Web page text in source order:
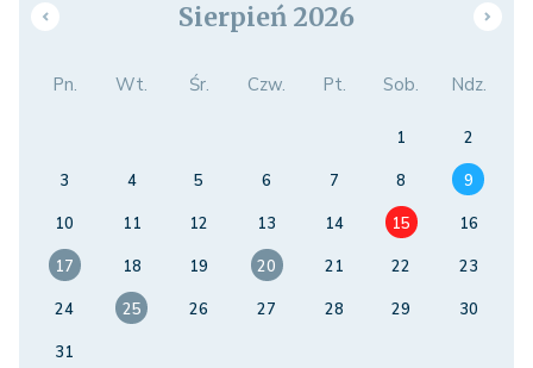
Sierpień 2026
Pn. Wt. Śr. Czw. Pt. Sob. Ndz.
1
2
3
4 5 6 7 8
9
10
11 12 13 14 15
16
17
18 19 20 21 22
23
24
25 26 27 28 29
30
31